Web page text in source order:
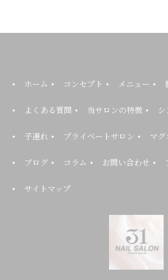
ホーム コンセプト メニュー
よくある質問 当サロンの特徴
子連れ プライベートサロン マグ
ブログ コラム お問い合わせ
サイトマップ